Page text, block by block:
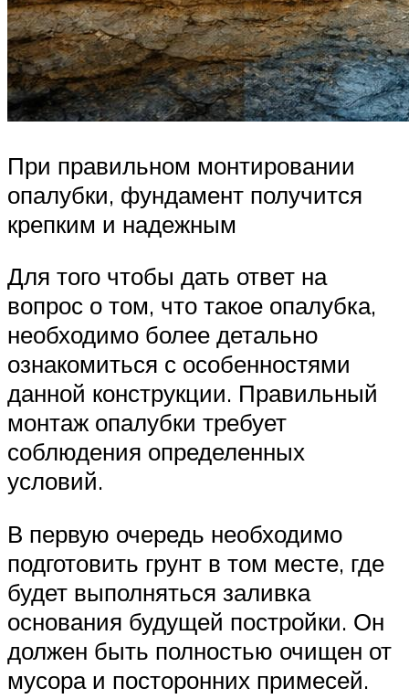
При правильном монтировании
опалубки, фундамент получится
крепким и надежным
Для того чтобы дать ответ на
вопрос о том, что такое опалубка,
необходимо более детально
ознакомиться с особенностями
данной конструкции. Правильный
монтаж опалубки требует
соблюдения определенных
условий.
В первую очередь необходимо
подготовить грунт в том месте, где
будет выполняться заливка
основания будущей постройки. Он
должен быть полностью очищен от
мусора и посторонних примесей.